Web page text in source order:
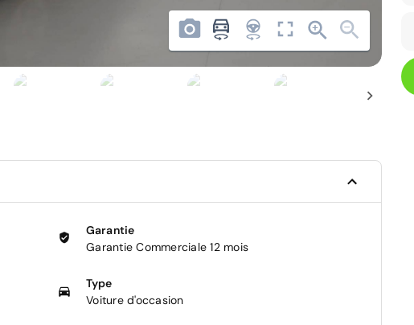
Garantie
Garantie Commerciale 12 mois
Type
Voiture d'occasion